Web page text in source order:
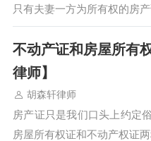
只有夫妻一方为所有权的房
不动产证和房屋所有
律师】
胡森轩律师
房产证只是我们口头上约定
房屋所有权证和不动产权证